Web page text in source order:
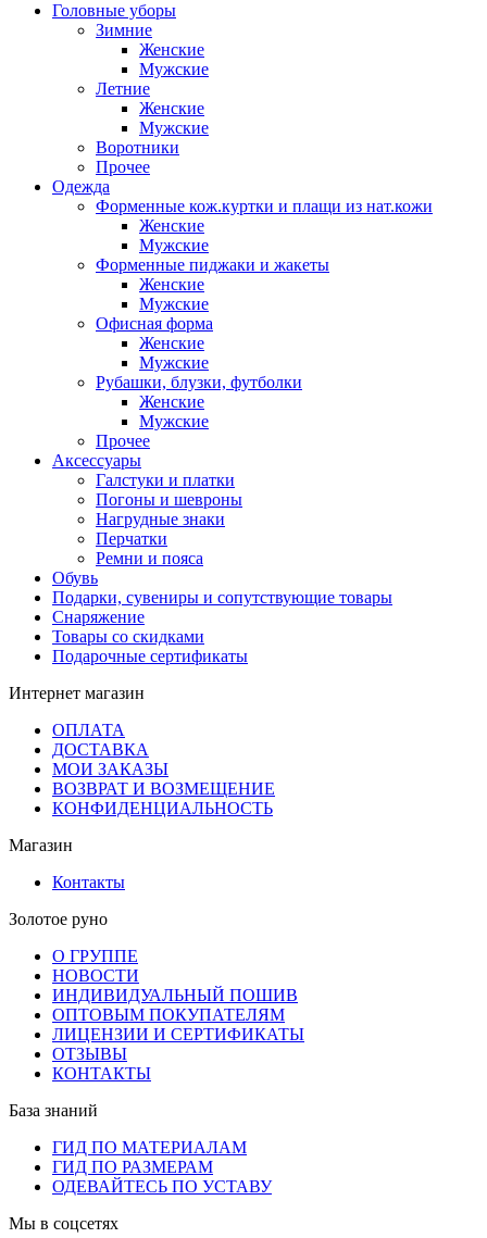
Головные уборы
Зимние
Женские
Мужские
Летние
Женские
Мужские
Воротники
Прочее
Одежда
Форменные кож.куртки и плащи из нат.кожи
Женские
Мужские
Форменные пиджаки и жакеты
Женские
Мужские
Офисная форма
Женские
Мужские
Рубашки, блузки, футболки
Женские
Мужские
Прочее
Аксессуары
Галстуки и платки
Погоны и шевроны
Нагрудные знаки
Перчатки
Ремни и пояса
Обувь
Подарки, сувениры и сопутствующие товары
Снаряжение
Товары со скидками
Подарочные сертификаты
Интернет магазин
ОПЛАТА
ДОСТАВКА
МОИ ЗАКАЗЫ
ВОЗВРАТ И ВОЗМЕЩЕНИЕ
КОНФИДЕНЦИАЛЬНОСТЬ
Магазин
Контакты
Золотое руно
О ГРУППЕ
НОВОСТИ
ИНДИВИДУАЛЬНЫЙ ПОШИВ
ОПТОВЫМ ПОКУПАТЕЛЯМ
ЛИЦЕНЗИИ И СЕРТИФИКАТЫ
ОТЗЫВЫ
КОНТАКТЫ
База знаний
ГИД ПО МАТЕРИАЛАМ
ГИД ПО РАЗМЕРАМ
ОДЕВАЙТЕСЬ ПО УСТАВУ
Мы в соцсетях